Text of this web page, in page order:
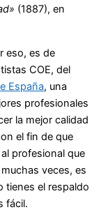
(1887),​ en
eso, es de
COE, del
España, una
profesionales
la mejor calidad
el fin de que
profesional que
veces, es
tienes el respaldo
fácil.